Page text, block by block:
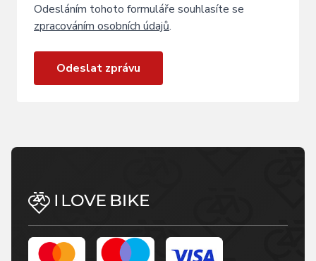
Odesláním tohoto formuláře souhlasíte se
zpracováním osobních údajů.
Odeslat zprávu